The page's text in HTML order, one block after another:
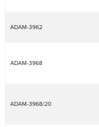
ADAM-3962
ADAM-3968
ADAM-3968/20